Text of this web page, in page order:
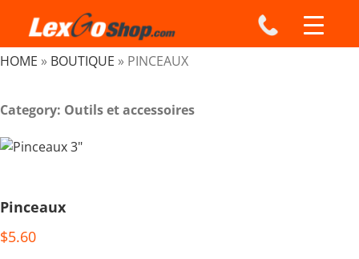
content
HOME » BOUTIQUE » PINCEAUX
Category: Outils et accessoires
Pinceaux
$5.60